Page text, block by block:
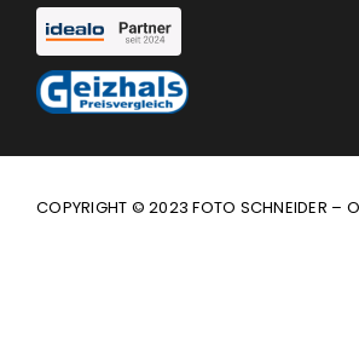
COPYRIGHT © 2023 FOTO SCHNEIDER –